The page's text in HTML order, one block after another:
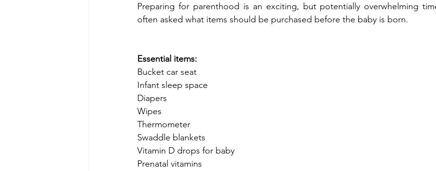
Mortgage Travel For the Ladies Journaling Women Talk Self Improvement
Health & Beauty
Preparing for parenthood is an exciting, but potentially overwhelming
often asked what items should be purchased before the baby is born.
Essential items:
Bucket car seat
Infant sleep space
Diapers
Wipes
Thermometer
Swaddle blankets
Vitamin D drops for baby
Prenatal vitamins